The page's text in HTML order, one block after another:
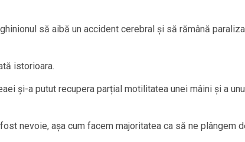
să aibă un accident cerebral și să rămână
istorioara.
și-a putut recupera parțial motilitatea unei mâini și a
nevoie, așa cum facem majoritatea ca să ne plângem